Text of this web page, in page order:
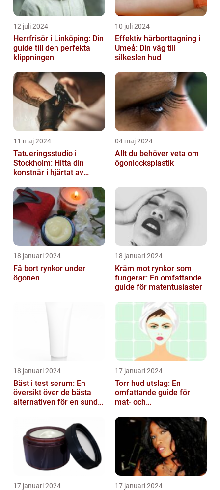
12 juli 2024
Herrfrisör i Linköping: Din
guide till den perfekta
klippningen
10 juli 2024
Effektiv hårborttagning i
Umeå: Din väg till
silkeslen hud
11 maj 2024
Tatueringsstudio i
Stockholm: Hitta din
konstnär i hjärtat av
04 maj 2024
Allt du behöver veta om
ögonlocksplastik
18 januari 2024
Få bort rynkor under
ögonen
18 januari 2024
Kräm mot rynkor som
fungerar: En omfattande
guide för matentusiaster
18 januari 2024
Bäst i test serum: En
översikt över de bästa
alternativen för en sund
17 januari 2024
Torr hud utslag: En
omfattande guide för
mat- och
17 januari 2024 17 januari 2024